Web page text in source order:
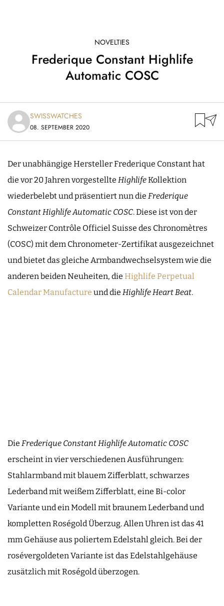
NOVELTIES
Frederique Constant Highlife
Automatic COSC
SWISSWATCHES
08. SEPTEMBER 2020
Der unabhängige Hersteller Frederique Constant hat
die vor 20 Jahren vorgestellte HighlifeKollektion
wiederbelebt und präsentiert nun die Frederique
Constant Highlife Automatic COSC. Diese ist von der
Schweizer Contrôle Officiel Suisse des Chronomètres
(COSC) mit dem Chronometer-Zertifikat ausgezeichnet
und bietet das gleiche Armbandwechselsystem wie die
anderen beiden Neuheiten, die Highlife Perpetual
Calendar Manufacture und die Highlife Heart Beat.
Die Frederique Constant Highlife Automatic COSC
erscheint in vier verschiedenen Ausführungen:
Stahlarmband mit blauem Zifferblatt, schwarzes
Lederband mit weißem Zifferblatt, eine Bi-color
Variante und ein Modell mit braunem Lederband und
kompletten Roségold Überzug. Allen Uhren ist das 41
mm Gehäuse aus poliertem Edelstahl gleich. Bei der
rosévergoldeten Variante ist das Edelstahlgehäuse
zusätzlich mit Roségold überzogen.